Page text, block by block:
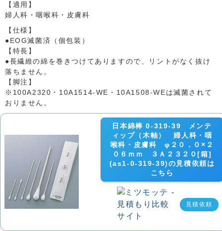
【適用】
婦人科・咽喉科・皮膚科
【仕様】
●EOG滅菌済（個包装）
【特長】
●長繊維の綿を巻きつけてありますので、リントがなく抜け
落ちません。
【脚注】
※100A2320・10A1514-WE・10A1508-WEは滅菌されて
おりません。
日本綿棒 0-319-39 メンテ
ィップ（木軸） 婦人科・咽
喉科・皮膚科 φ２０．０×２
０６ｍｍ ３Ａ２３２０[箱]
(as1-0-319-39)の見積依頼は
こちら
見積依頼